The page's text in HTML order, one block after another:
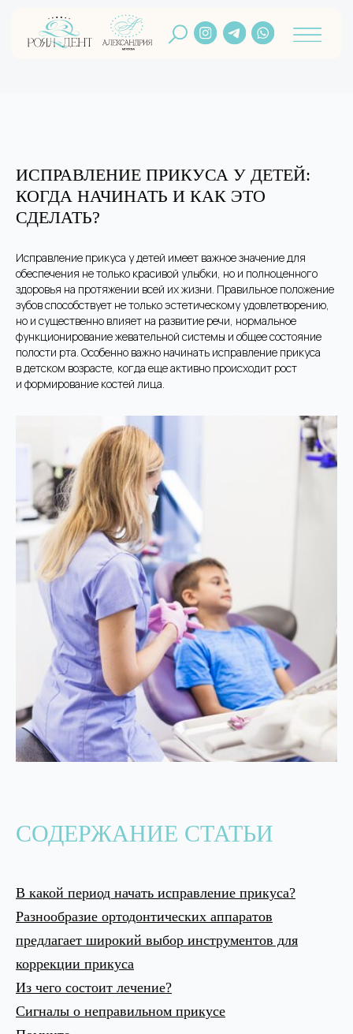
ИСПРАВЛЕНИЕ ПРИКУСА У ДЕТЕЙ:
КОГДА НАЧИНАТЬ И КАК ЭТО
СДЕЛАТЬ?
Исправление прикуса у детей имеет важное значение для
обеспечения не только красивой улыбки, но и полноценного
здоровья на протяжении всей их жизни. Правильное положение
зубов способствует не только эстетическому удовлетворению,
но и существенно влияет на развитие речи, нормальное
функционирование жевательной системы и общее состояние
полости рта. Особенно важно начинать исправление прикуса
в детском возрасте, когда еще активно происходит рост
и формирование костей лица.
СОДЕРЖАНИЕ СТАТЬИ
В какой период начать исправление прикуса?
Разнообразие ортодонтических аппаратов
предлагает широкий выбор инструментов для
коррекции прикуса
Из чего состоит лечение?
Сигналы о неправильном прикусе